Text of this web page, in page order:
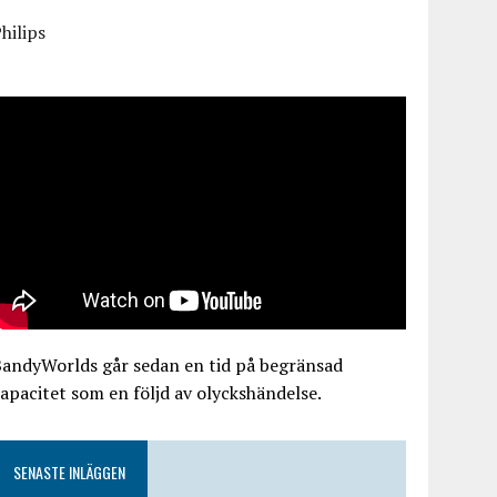
går sedan en tid på begränsad
som en följd av olyckshändelse.
SENASTE INLÄGGEN